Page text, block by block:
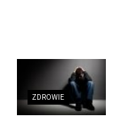
ZDROWIE